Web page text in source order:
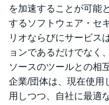
を加速することが可能
するソフトウェア・セ
リオならびにサービス
ョンであるだけでなく
ソースのツールとの相
企業/団体は、現在使用
用しつつ、自社に最適